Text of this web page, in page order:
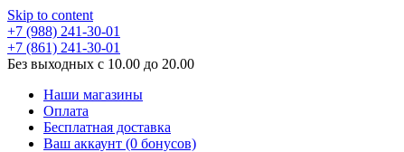
Skip to content
+7 (988) 241-30-01
+7 (861) 241-30-01
Без выходных с 10.00 до 20.00
Наши магазины
Оплата
Бесплатная доставка
Ваш аккаунт (0 бонусов)